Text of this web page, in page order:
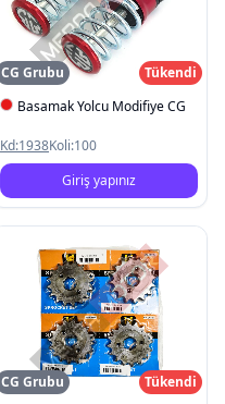
CG Grubu
Tükendi
Basamak Yolcu Modifiye CG
Kd:1938Koli:100
Giriş yapınız
CG Grubu
Tükendi